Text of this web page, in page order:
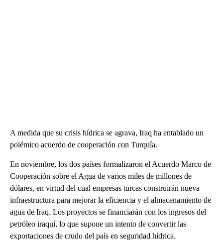
A medida que su crisis hídrica se agrava, Iraq ha entablado un
polémico acuerdo de cooperación con Turquía.
En noviembre, los dos países formalizaron el Acuerdo Marco de
Cooperación sobre el Agua de varios miles de millones de
dólares, en virtud del cual empresas turcas construirán nueva
infraestructura para mejorar la eficiencia y el almacenamiento de
agua de Iraq. Los proyectos se financiarán con los ingresos del
petróleo iraquí, lo que supone un intento de convertir las
exportaciones de crudo del país en seguridad hídrica.